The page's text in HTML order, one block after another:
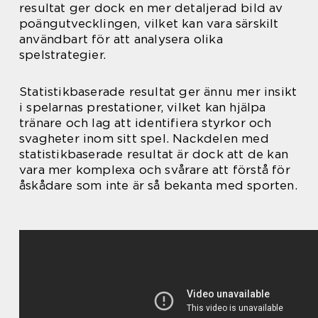
resultat ger dock en mer detaljerad bild av
poängutvecklingen, vilket kan vara särskilt
användbart för att analysera olika
spelstrategier.
Statistikbaserade resultat ger ännu mer insikt
i spelarnas prestationer, vilket kan hjälpa
tränare och lag att identifiera styrkor och
svagheter inom sitt spel. Nackdelen med
statistikbaserade resultat är dock att de kan
vara mer komplexa och svårare att förstå för
åskådare som inte är så bekanta med sporten.